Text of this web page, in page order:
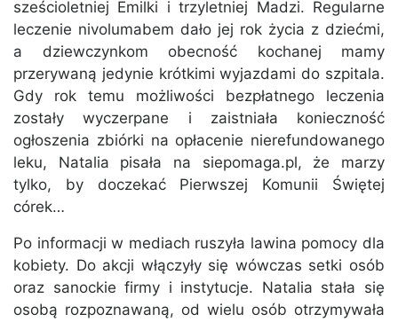
sześcioletniej Emilki i trzyletniej Madzi. Regularne
leczenie nivolumabem dało jej rok życia z dziećmi,
a dziewczynkom obecność kochanej mamy
przerywaną jedynie krótkimi wyjazdami do szpitala.
Gdy rok temu możliwości bezpłatnego leczenia
zostały wyczerpane i zaistniała konieczność
ogłoszenia zbiórki na opłacenie nierefundowanego
leku, Natalia pisała na siepomaga.pl, że marzy
tylko, by doczekać Pierwszej Komunii Świętej
córek…
Po informacji w mediach ruszyła lawina pomocy dla
kobiety. Do akcji włączyły się wówczas setki osób
oraz sanockie firmy i instytucje. Natalia stała się
osobą rozpoznawaną, od wielu osób otrzymywała